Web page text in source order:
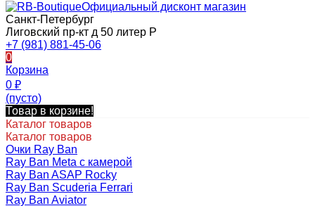
Официальный дисконт магазин
Санкт-Петербург
Лиговский пр-кт д 50 литер Р
+7 (981) 881-45-06
0
Корзина
0 ₽
(пусто)
Товар в корзине!
Каталог товаров
Каталог товаров
Очки Ray Ban
Ray Ban Meta с камерой
Ray Ban ASAP Rocky
Ray Ban Scuderia Ferrari
Ray Ban Aviator